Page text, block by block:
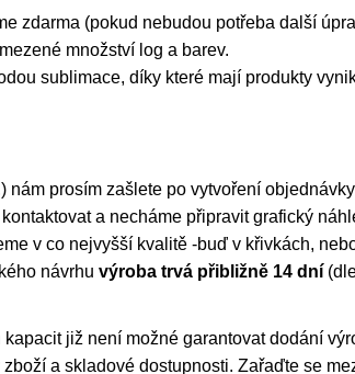
zdarma (pokud nebudou potřeba další
množství log a barev.
sublimace, díky které mají produkty
nám prosím zašlete po vytvoření
a necháme připravit grafický
v co nejvyšší kvalitě -buď v křivkách,
návrhu výroba trvá přibližně 14 dní
již není možné garantovat dodání
a skladové dostupnosti. Zařaďte se